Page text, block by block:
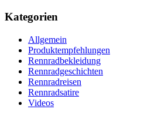
Kategorien
Allgemein
Produktempfehlungen
Rennradbekleidung
Rennradgeschichten
Rennradreisen
Rennradsatire
Videos